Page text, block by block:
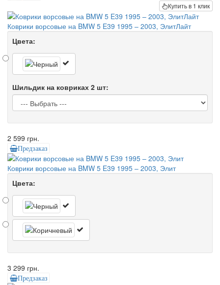
Купить в 1 клик
Коврики ворсовые на BMW 5 E39 1995 – 2003, ЭлитЛайт
Цвета:
Шильдик на ковриках 2 шт:
2 599 грн.
Предзаказ
Коврики ворсовые на BMW 5 E39 1995 – 2003, Элит
Цвета:
3 299 грн.
Предзаказ